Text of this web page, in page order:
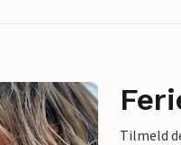
Tilmeld